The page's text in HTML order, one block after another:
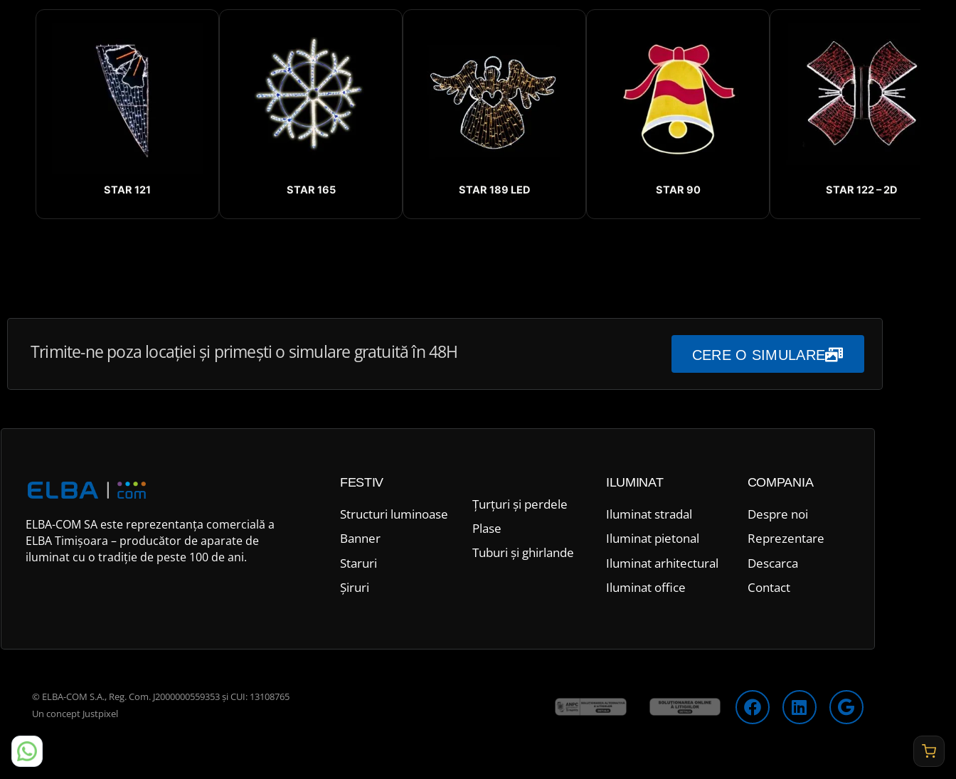
STAR 121 STAR 165 STAR 189 LED STAR 90 STAR 122 – 2D
Trimite-ne poza locației și primești o simulare gratuită în 48H CERE O SIMULARE
ELBA-COM SA este reprezentanța comercială a
ELBA Timișoara – producător de aparate de
iluminat cu o tradiție de peste 100 de ani.
FESTIV
Structuri luminoase
Banner
Staruri
Șiruri
Țurțuri și perdele
Plase
Tuburi și ghirlande
ILUMINAT
Iluminat stradal
Iluminat pietonal
Iluminat arhitectural
Iluminat office
COMPANIA
Despre noi
Reprezentare
Descarca
Contact
© ELBA-COM S.A., Reg. Com. J2000000559353 și CUI: 13108765
Un concept Justpixel